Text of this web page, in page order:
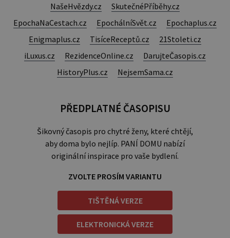
NašeHvězdy.cz
SkutečnéPříběhy.cz
EpochaNaCestach.cz
EpochálníSvět.cz
Epochaplus.cz
Enigmaplus.cz
TisíceReceptů.cz
21Stoleti.cz
iLuxus.cz
RezidenceOnline.cz
DarujteČasopis.cz
HistoryPlus.cz
NejsemSama.cz
PŘEDPLATNÉ ČASOPISU
Šikovný časopis pro chytré ženy, které chtějí,
aby doma bylo nejlíp. PANÍ DOMU nabízí
originální inspirace pro vaše bydlení.
ZVOLTE PROSÍM VARIANTU
TIŠTĚNÁ VERZE
ELEKTRONICKÁ VERZE